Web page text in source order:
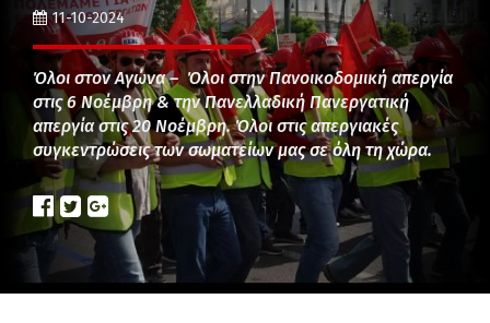
11-10-2024
Όλοι στον Αγώνα – Όλοι στην Πανοικοδομική απεργία
στις 6 Νοέμβρη & την Πανελλαδική Πανεργατική
απεργία στις 20 Νοέμβρη. Όλοι στις απεργιακές
συγκεντρώσεις των σωματείων μας σε όλη τη χώρα.